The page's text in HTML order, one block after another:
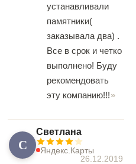
устанавливали
памятники(
заказывала два) .
Все в срок и четко
выполнено! Буду
рекомендовать
эту компанию!!!
С
Светлана
Яндекс.Карты
26.12.2019